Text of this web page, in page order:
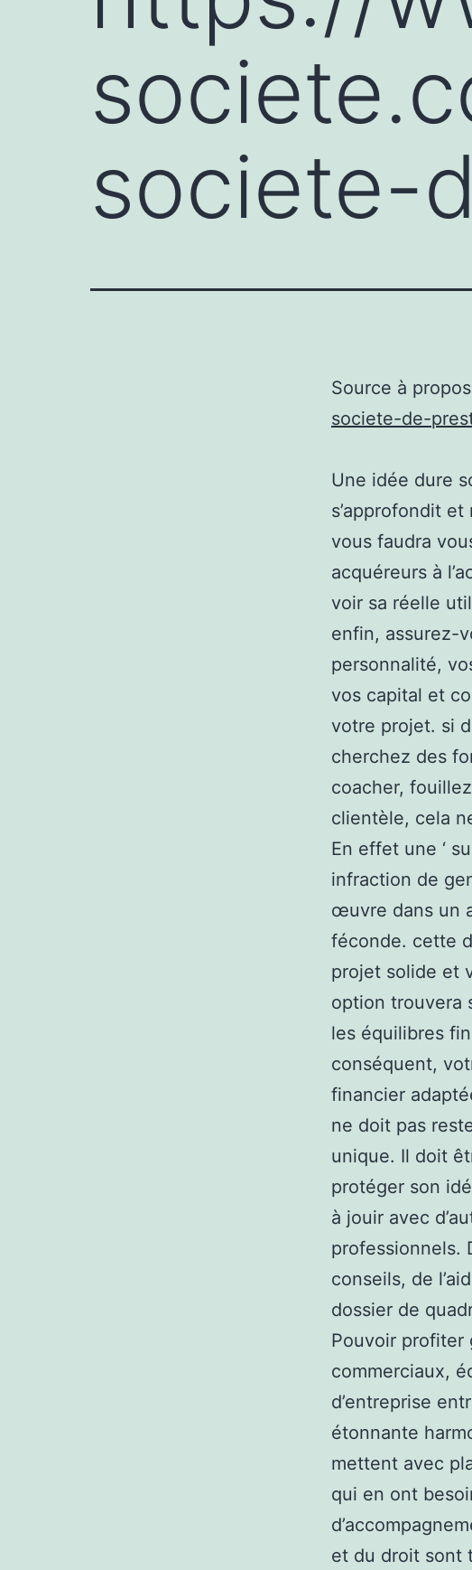
societe-
Source à
societe-de-
Une idée dure
s’approfondit
vous faudra
acquéreurs à
voir sa réelle
enfin, assurez-
personnalité,
vos capital et
votre projet. si
cherchez des
coacher,
clientèle, cela
En effet une ‘
infraction de
œuvre dans un
féconde. cette
projet solide et
option trouvera
les équilibres
conséquent,
financier
ne doit pas
unique. Il doit
protéger son
à jouir avec
professionnels.
conseils, de
dossier de
Pouvoir profiter
commerciaux,
d’entreprise
étonnante
mettent avec
qui en ont
et du droit sont